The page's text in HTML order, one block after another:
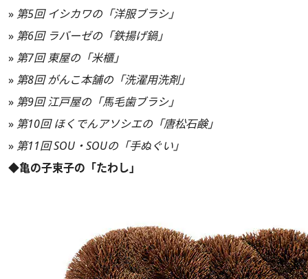
» 第5回 イシカワの「洋服ブラシ」
» 第6回 ラバーゼの「鉄揚げ鍋」
» 第7回 東屋の「米櫃」
» 第8回 がんこ本舗の「洗濯用洗剤」
» 第9回 江戸屋の「馬毛歯ブラシ」
» 第10回 ほくでんアソシエの「唐松石鹸」
» 第11回 SOU・SOUの「手ぬぐい」
◆亀の子束子の「たわし」